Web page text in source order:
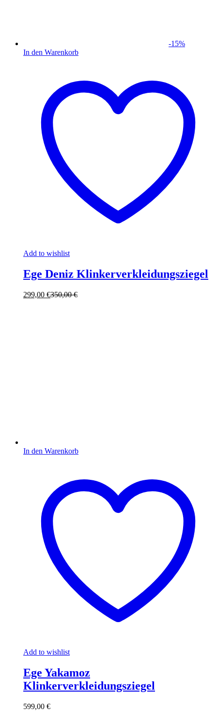
-15%
In den Warenkorb
Add to wishlist
Ege Deniz Klinkerverkleidungsziegel
299,00 €350,00€
In den Warenkorb
Add to wishlist
Ege Yakamoz
Klinkerverkleidungsziegel
599,00 €